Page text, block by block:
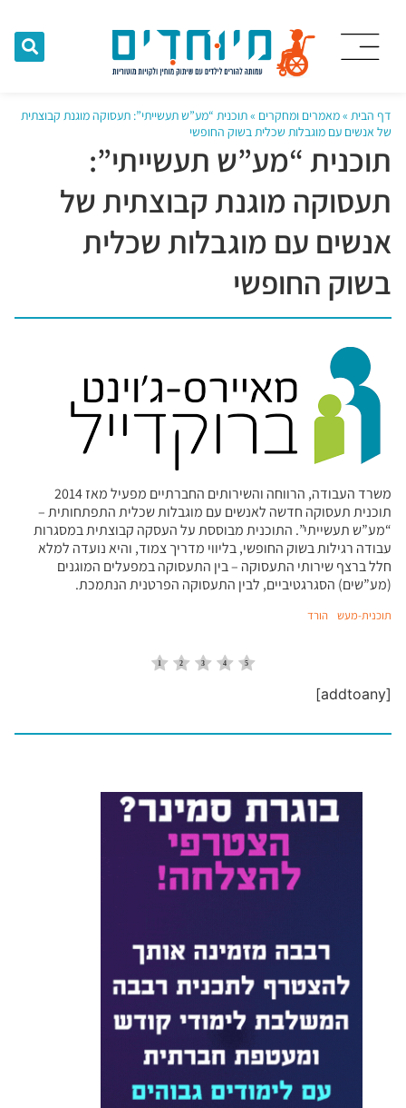
דף הבית »מאמרים ומחקרים »תוכנית “מע”ש תעשייתי”: תעסוקה מוגנת קבוצתית
של אנשים עם מוגבלות שכלית בשוק החופשי
תוכנית “מע”ש תעשייתי”:
תעסוקה מוגנת קבוצתית של
אנשים עם מוגבלות שכלית
בשוק החופשי
משרד העבודה, הרווחה והשירותים החברתיים מפעיל מאז 2014
תוכנית תעסוקה חדשה לאנשים עם מוגבלות שכלית התפתחותית –
“מע”ש תעשייתי”. התוכנית מבוססת על העסקה קבוצתית במסגרות
עבודה רגילות בשוק החופשי, בליווי מדריך צמוד, והיא נועדה למלא
חלל ברצף שירותי התעסוקה – בין התעסוקה במפעלים המוגנים
(מע”שים) הסגרגטיביים, לבין התעסוקה הפרטנית הנתמכת.
תוכנית-מעש הורד
[addtoany]